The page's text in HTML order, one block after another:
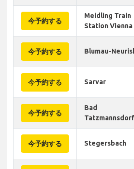
今予約する
Meidling Train
Station Vienna
今予約する Blumau-
今予約する Sarvar
今予約する
Bad
Tatzmannsdorf
今予約する Stegersbach